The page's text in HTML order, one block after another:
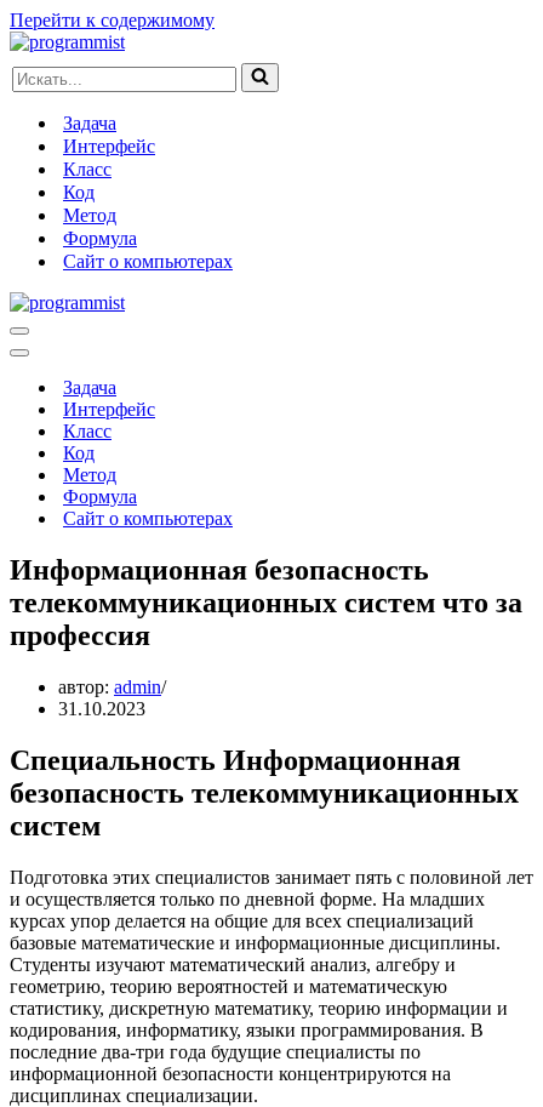
Перейти к содержимому
Искать...
Задача
Интерфейс
Класс
Код
Метод
Формула
Сайт о компьютерах
Меню
навигации
Меню
навигацииЗадача
Интерфейс
Класс
Код
Метод
Формула
Сайт о компьютерах
Информационная безопасность
телекоммуникационных систем что за
профессия
автор: admin
31.10.2023
Специальность Информационная
безопасность телекоммуникационных
систем
Подготовка этих специалистов занимает пять с половиной лет
и осуществляется только по дневной форме. На младших
курсах упор делается на общие для всех специализаций
базовые математические и информационные дисциплины.
Студенты изучают математический анализ, алгебру и
геометрию, теорию вероятностей и математическую
статистику, дискретную математику, теорию информации и
кодирования, информатику, языки программирования. В
последние два-три года будущие специалисты по
информационной безопасности концентрируются на
дисциплинах специализации.